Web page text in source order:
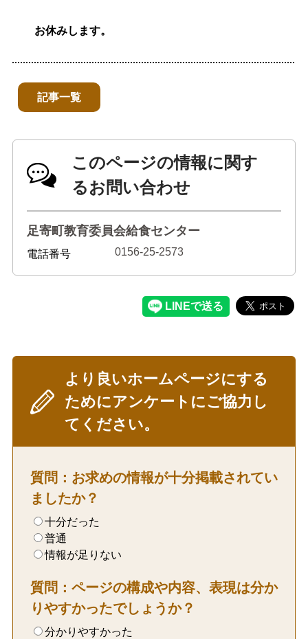
お休みします。
記事一覧
このページの情報に関す
るお問い合わせ
足寄町教育委員会給食センター
電話番号 0156-25-2573
より良いホームページにする
ためにアンケートにご協力し
てください。
質問：お求めの情報が十分掲載されてい
ましたか？
十分だった
普通
情報が足りない
質問：ページの構成や内容、表現は分か
りやすかったでしょうか？
分かりやすかった